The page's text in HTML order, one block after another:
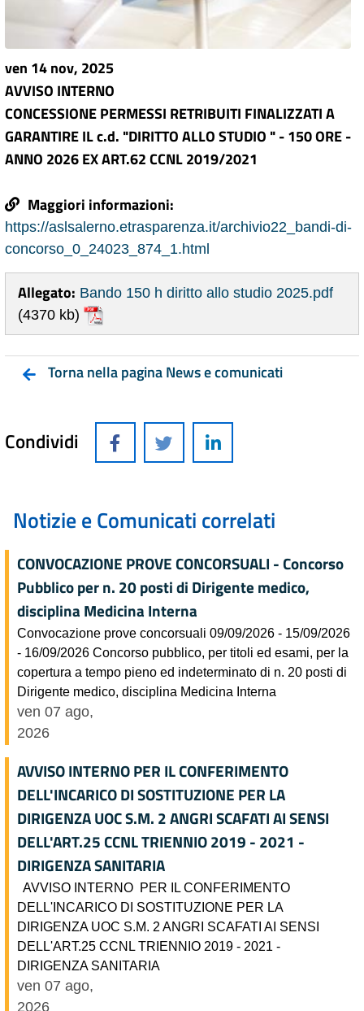
ven 14 nov, 2025
AVVISO INTERNO
CONCESSIONE PERMESSI RETRIBUITI FINALIZZATI A
GARANTIRE IL c.d. "DIRITTO ALLO STUDIO " - 150 ORE -
ANNO 2026 EX ART.62 CCNL 2019/2021
Maggiori informazioni:
https://aslsalerno.etrasparenza.it/archivio22_bandi-di-
concorso_0_24023_874_1.html
Allegato: Bando 150 h diritto allo studio 2025.pdf
(4370 kb)
Torna nella pagina News e comunicati
Condividi
Notizie e Comunicati correlati
CONVOCAZIONE PROVE CONCORSUALI - Concorso
Pubblico per n. 20 posti di Dirigente medico,
disciplina Medicina Interna
Convocazione prove concorsuali 09/09/2026 - 15/09/2026
- 16/09/2026 Concorso pubblico, per titoli ed esami, per la
copertura a tempo pieno ed indeterminato di n. 20 posti di
Dirigente medico, disciplina Medicina Interna
ven 07 ago,
2026
AVVISO INTERNO PER IL CONFERIMENTO
DELL'INCARICO DI SOSTITUZIONE PER LA
DIRIGENZA UOC S.M. 2 ANGRI SCAFATI AI SENSI
DELL'ART.25 CCNL TRIENNIO 2019 - 2021 -
DIRIGENZA SANITARIA
AVVISO INTERNO PER IL CONFERIMENTO
DELL'INCARICO DI SOSTITUZIONE PER LA
DIRIGENZA UOC S.M. 2 ANGRI SCAFATI AI SENSI
DELL'ART.25 CCNL TRIENNIO 2019 - 2021 -
DIRIGENZA SANITARIA
ven 07 ago,
2026